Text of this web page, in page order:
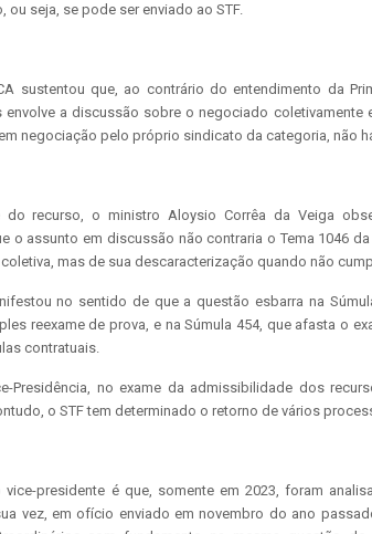
seja, se pode ser enviado ao STF.
sustentou que, ao contrário do entendimento da
envolve a discussão sobre o negociado coletivamente
negociação pelo próprio sindicato da categoria, não
do recurso, o ministro Aloysio Corrêa da Veiga
o assunto em discussão não contraria o Tema 1046
mas de sua descaracterização quando não
no sentido de que a questão esbarra na
reexame de prova, e na Súmula 454, que afasta o
contratuais.
Presidência, no exame da admissibilidade dos
o STF tem determinado o retorno de vários
presidente é que, somente em 2023, foram
vez, em ofício enviado em novembro do ano